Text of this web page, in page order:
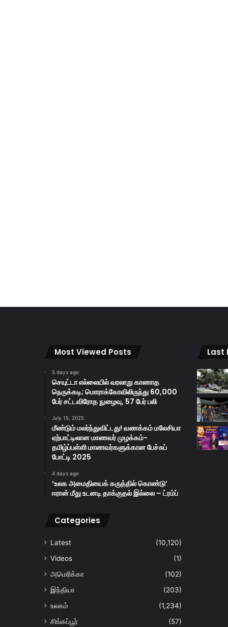
Most Viewed Posts
5 days ago
செயுட்டா எல்லையில் வரலாறு காணாத
நெருக்கடி; மொராக்கோவிலிருந்து 60,000
பேர் சட்டவிரோத நுழைவு, 57 பேர் பலி
July 15, 2025
மீண்டும் மலர்ந்துவிட்டது! வணக்கம் மலேசியா
ஏற்பாட்டிலான மாணவர் முழக்கம்-
தமிழ்ப்பள்ளி மாணவர்களுக்கான பேச்சுப்
போட்டி 2025
4 days ago
‘உலக அமைதியைக் கருத்தில் கொண்டு’
ஈரான் மீது உடனடி தாக்குதல் இல்லை – ட்ரம்ப்
Categories
Latest
(10,120)
Videos
(1)
அமெரிக்கா
(102)
இந்தியா
(203)
உலகம்
(1,234)
சிங்கப்பூர்
(57)
Last